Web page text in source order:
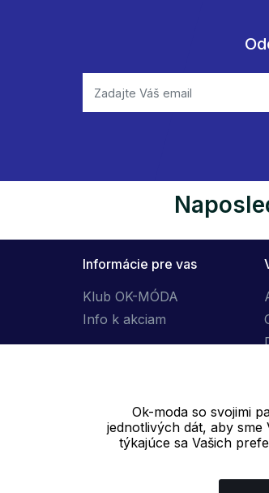
Informácie pre vas
Klub OK-MÓDA
Info k akciam
E-
Ok-moda so svojimi
jednotlivých dát, aby
týkajúce sa Vašich